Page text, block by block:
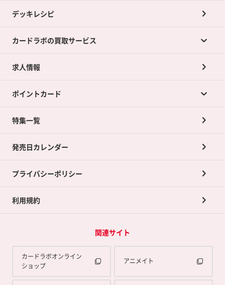
デッキレシピ
カードラボの買取サービス
カードラボの買取サービスTOP
店舗買取について
ネット買取について
買取承諾書について
求人情報
ポイントカード
ポイントカードTOP
ポイント交換景品
特集一覧
発売日カレンダー
プライバシーポリシー
利用規約
関連サイト
カードラボオンライン
ショップ
アニメイト